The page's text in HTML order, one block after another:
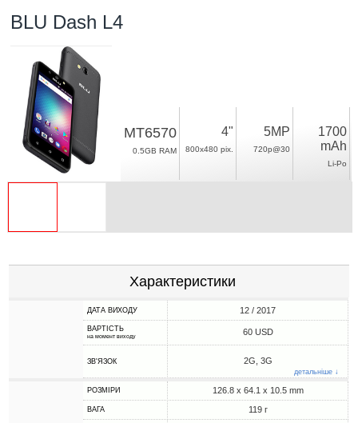
BLU Dash L4
MT6570
0.5GB RAM
4"
800x480 pix.
5MP
720p@30
1700
mAh
Li-Po
Характеристики
ДАТА ВИХОДУ 12 / 2017
ВАРТІСТЬ
на момент виходу 60 USD
ЗВ'ЯЗОК 2G, 3G
детальніше ↓
РОЗМІРИ 126.8 x 64.1 x 10.5 mm
ВАГА 119 г